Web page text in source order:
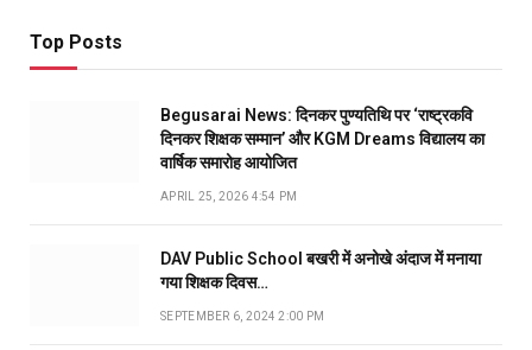
Top Posts
Begusarai News: दिनकर पुण्यतिथि पर ‘राष्ट्रकवि
दिनकर शिक्षक सम्मान’ और KGM Dreams विद्यालय का
वार्षिक समारोह आयोजित
APRIL 25, 2026 4:54 PM
DAV Public School बखरी में अनोखे अंदाज में मनाया
गया शिक्षक दिवस…
SEPTEMBER 6, 2024 2:00 PM